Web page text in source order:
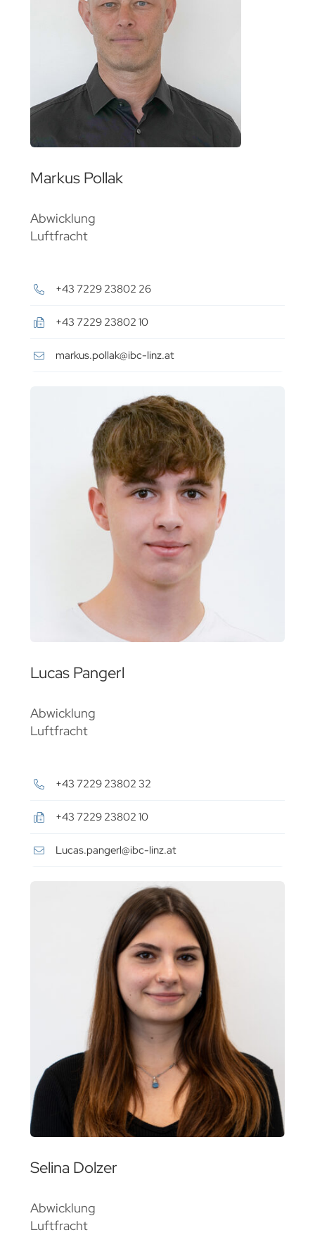
Markus Pollak
Abwicklung
Luftfracht
+43 7229 23802 26
+43 7229 23802 10
markus.pollak@ibc-linz.at
Lucas Pangerl
Abwicklung
Luftfracht
+43 7229 23802 32
+43 7229 23802 10
Lucas.pangerl@ibc-linz.at
Selina Dolzer
Abwicklung
Luftfracht